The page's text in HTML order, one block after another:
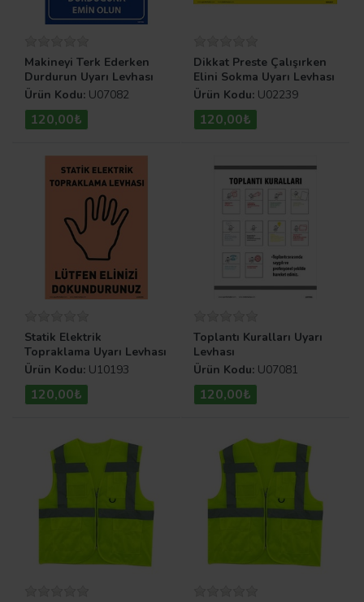
Makineyi Terk Ederken
Durdurun Uyarı Levhası
Ürün Kodu: U07082
120,00₺
Dikkat Preste Çalışırken
Elini Sokma Uyarı Levhası
Ürün Kodu: U02239
120,00₺
Statik Elektrik
Topraklama Uyarı Levhası
Ürün Kodu: U10193
120,00₺
Toplantı Kuralları Uyarı
Levhası
Ürün Kodu: U07081
120,00₺